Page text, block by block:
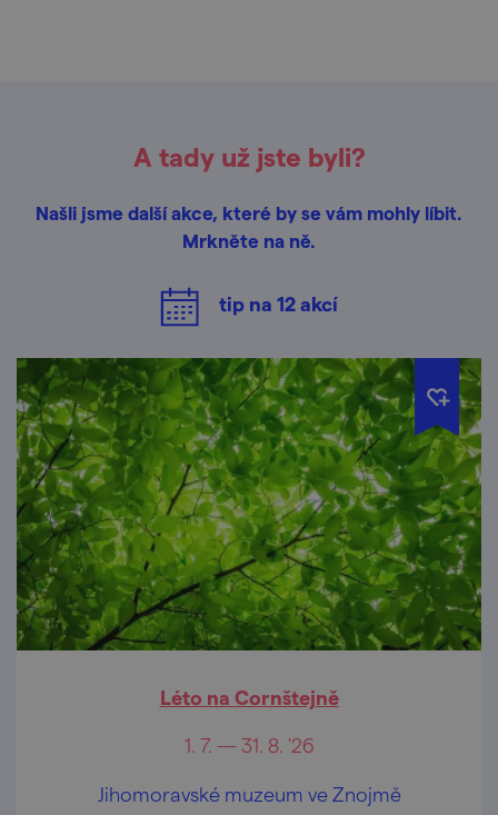
A tady už jste byli?
Našli jsme další akce, které by se vám mohly líbit.
Mrkněte na ně.
tip na 12akcí
Léto na Cornštejně
1. 7. — 31. 8. '26
Jihomoravské muzeum ve Znojmě